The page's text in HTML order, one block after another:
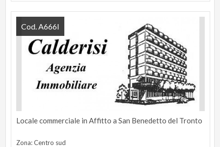
Locale commerciale in Affitto a San Benedetto del Tronto
Zona: Centro sud
Cod. A666I